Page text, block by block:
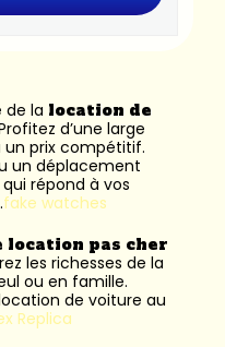
de la location de
d’une large
prix compétitif.
un déplacement
répond à vos
fake watches
location pas cher
les richesses de la
ou en famille.
de voiture au
Replica